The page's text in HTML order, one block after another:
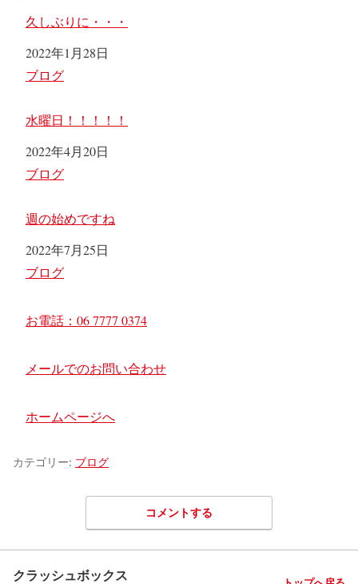
久しぶりに・・・
日付
2022年1月28日
関連理由
ブログ
水曜日！！！！！
日付
2022年4月20日
関連理由
ブログ
週の始めですね
日付
2022年7月25日
関連理由
ブログ
お電話：06 7777 0374
メールでのお問い合わせ
ホームページへ
カテゴリー: ブログ
コメントする
クラッシュボックス